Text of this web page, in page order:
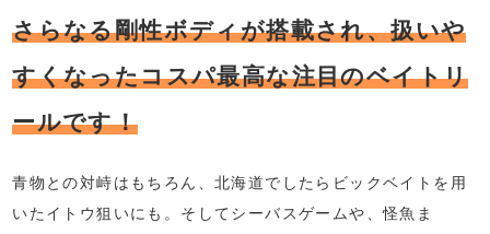
さらなる剛性ボディが搭載され、扱いや
すくなったコスパ最高な注目のベイトリ
ールです！
青物との対峙はもちろん、北海道でしたらビックベイトを用
いたイトウ狙いにも。そしてシーバスゲームや、怪魚ま